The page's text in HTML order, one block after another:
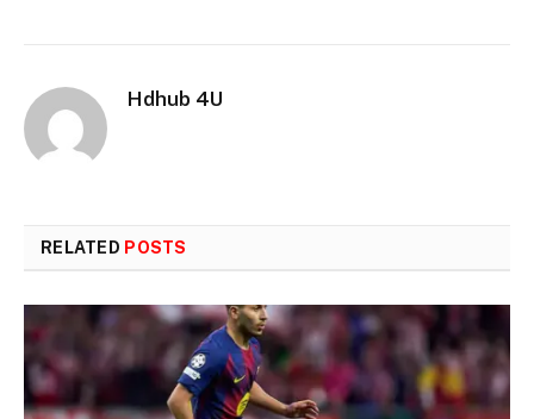
Hdhub 4U
RELATED POSTS